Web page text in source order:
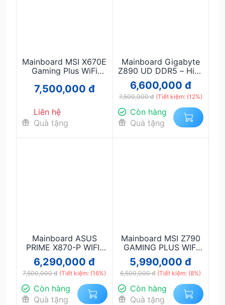
Mainboard MSI X670E
Gaming Plus WiFi
cao, PCIe 5.0, hỗ trợ
7,500,000 đ
Liên hệ
Quà tặng
Mainboard Gigabyte
Z890 UD DDR5 – Hiệu
năng mạnh, hỗ trợ
Intel Gen 14–15, chuẩn
DDR5
6,600,000 đ
7,500,000 đ (Tiết kiệm: (12%)
Còn hàng
Quà tặng
Mainboard ASUS
PRIME X870-P WIFI-
CSM DDR5 – Socket
AM5, hỗ trợ Ryzen
9000/7000, PCIe 5.0,
WiFi 6E, hiệu năng
bền bỉ
6,290,000 đ
7,500,000 đ (Tiết kiệm: (16%)
Còn hàng
Quà tặng
Mainboard MSI Z790
GAMING PLUS WIFI
DDR5 – Hiệu năng
mạnh mẽ, hỗ trợ Intel
Gen 12–14, WiFi 6E
5,990,000 đ
6,500,000 đ (Tiết kiệm: (8%)
Còn hàng
Quà tặng